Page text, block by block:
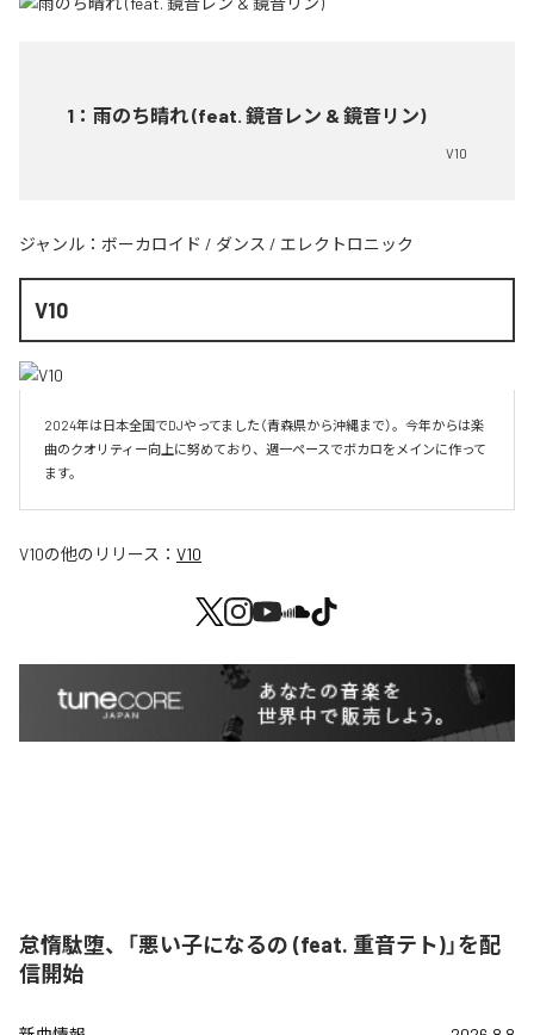
1 ： 雨のち晴れ (feat. 鏡音レン & 鏡音リン)
V10
ジャンル： ボーカロイド / ダンス / エレクトロニック
V10
2024年は日本全国でDJやってました（青森県から沖縄まで）。今年からは楽
曲のクオリティー向上に努めており、週一ペースでボカロをメインに作って
V10の他のリリース： V10
怠惰駄堕、「悪い子になるの (feat. 重音テト)」を配
信開始